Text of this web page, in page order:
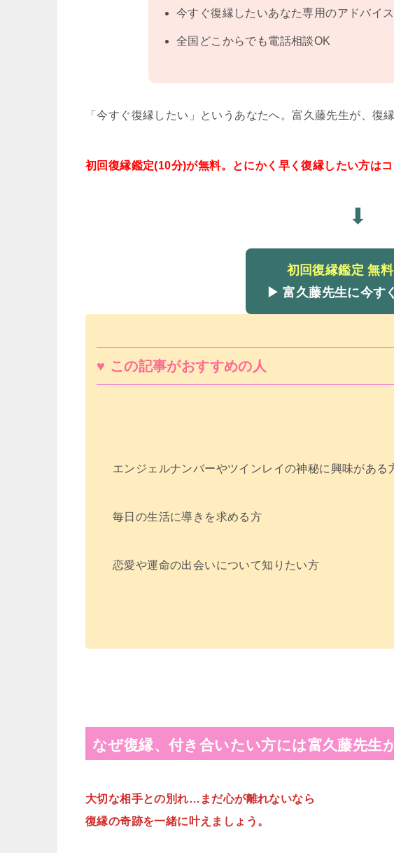
今すぐ復縁したいあなた専用のアドバイス
全国どこからでも電話相談OK
「今すぐ復縁したい」というあなたへ。富久藤先生が、復
初回復縁鑑定(10分)が無料。とにかく早く復縁したい方はコ
⬇
初回復縁鑑定 無
▶ 富久藤先生に今す
♥ この記事がおすすめの人
エンジェルナンバーやツインレイの神秘に興味がある
毎日の生活に導きを求める方
恋愛や運命の出会いについて知りたい方
なぜ復縁、付き合いたい方には富久藤先生
大切な相手との別れ…まだ心が離れないなら
復縁の奇跡を一緒に叶えましょう。